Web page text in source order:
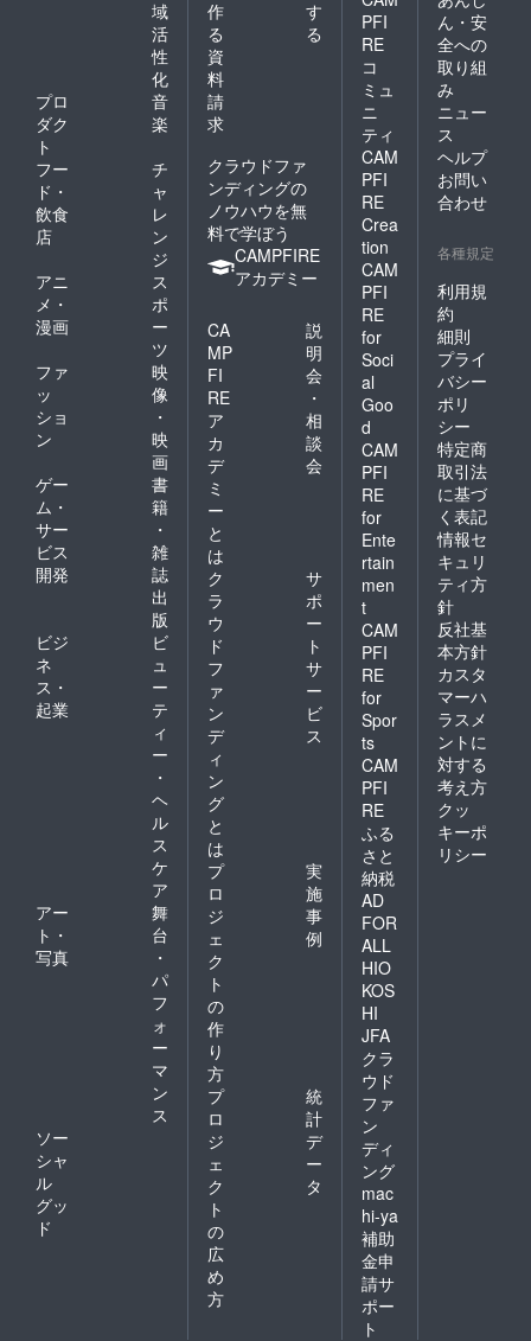
域
活
性
化
プロ
ダク
ト
音
楽
フー
ド・
飲食
店
チ
ャ
レ
ン
ジ
アニ
メ・
漫画
ス
ポ
ー
ツ
ファ
ッ
ショ
ン
映
像
・
映
画
ゲー
ム・
サー
ビス
開発
書
籍
・
雑
誌
出
版
ビジ
ネ
ス・
起業
ビ
ュ
ー
テ
ィ
ー
・
ヘ
ル
ス
ケ
ア
アー
ト・
写真
舞
台
・
パ
フ
ォ
ー
マ
ン
ス
ソー
シャ
ル
グッ
ド
作
る
す
る
資
料
請
求
クラウドファ
ンディングの
ノウハウを無
料で学ぼう
CAMPFIRE
アカデミー
CA
MP
FI
RE
ア
カ
デ
ミ
ー
と
は
説
明
会
・
相
談
会
ク
ラ
ウ
ド
フ
ァ
ン
デ
ィ
ン
グ
と
は
サ
ポ
ー
ト
サ
ー
ビ
ス
プ
ロ
ジ
ェ
ク
ト
の
作
り
方
実
施
事
例
プ
ロ
ジ
ェ
ク
ト
の
広
め
方
統
計
デ
ー
タ
PFI
RE
コ
ミュ
ニ
ティ
CAM
PFI
RE
Crea
tion
CAM
PFI
RE
for
Soci
al
Goo
d
CAM
PFI
RE
for
Ente
rtain
men
t
CAM
PFI
RE
for
Spor
ts
CAM
PFI
RE
ふる
さと
納税
AD
FOR
ALL
HIO
KOS
HI
JFA
クラ
ウド
ファ
ン
ディ
ング
mac
hi-ya
補助
金申
請サ
ポー
ト
ん・安
全への
取り組
み
ニュー
ス
ヘルプ
お問い
合わせ
各種規定
利用規
約
細則
プライ
バシー
ポリ
シー
特定商
取引法
に基づ
く表記
情報セ
キュリ
ティ方
針
反社基
本方針
カスタ
マーハ
ラスメ
ントに
対する
考え方
クッ
キーポ
リシー